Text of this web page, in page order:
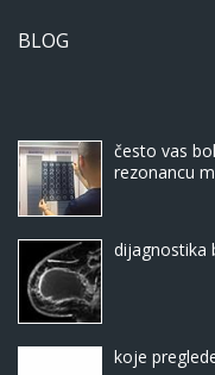
BLOG
često vas
rezonancu
dijagnostika
koje